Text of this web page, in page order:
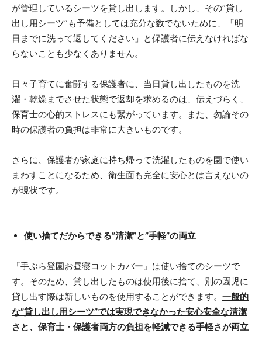
が管理しているシーツを貸し出します。しかし、その”貸し
出し用シーツ”も予備としては充分な数でないために、「明
日までに洗って返してください」と保護者に伝えなければな
らないことも少なくありません。
日々子育てに奮闘する保護者に、当日貸し出したものを洗
濯・乾燥までさせた状態で返却を求めるのは、伝えづらく、
保育士の心的ストレスにも繋がっています。また、勿論その
時の保護者の負担は非常に大きいものです。
さらに、保護者が家庭に持ち帰って洗濯したものを園で使い
まわすことになるため、衛生面も完全に安心とは言えないの
が現状です。
使い捨てだからできる”清潔”と”手軽”の両立
『手ぶら登園お昼寝コットカバー』は使い捨てのシーツで
す。そのため、貸し出したものは使用後に捨て、別の園児に
貸し出す際は新しいものを使用することができます。 一般的
な”貸し出し用シーツ”では実現できなかった安心安全な清潔
さと、保育士・保護者両方の負担を軽減できる手軽さが両立